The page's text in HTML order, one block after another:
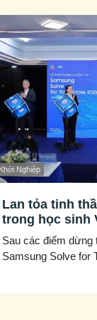
Khởi Nghiệp
Lan tỏa tinh
trong học sinh
Sau các điểm dừng
Samsung Solve for